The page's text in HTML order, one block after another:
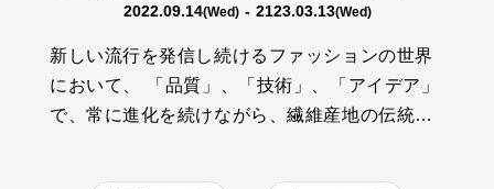
2022.09.14(Wed)- 2123.03.13(Wed)
新しい流行を発信し続けるファッションの世界
において、 「品質」、「技術」、「アイデア」
で、常に進化を続けながら、繊維産地の伝統と